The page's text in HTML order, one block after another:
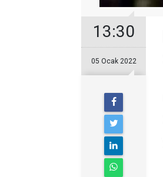
13:30
05 Ocak 2022